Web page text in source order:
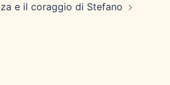
e il coraggio di Stefano